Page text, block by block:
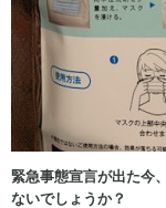
緊急事態宣言が出た今
ないでしょうか？